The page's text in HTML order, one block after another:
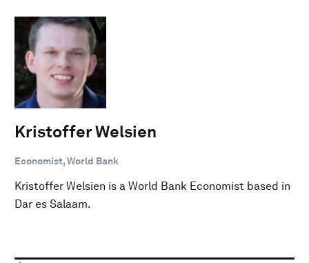
Kristoffer Welsien
Economist, World Bank
Kristoffer Welsien is a World Bank Economist based in
Dar es Salaam.